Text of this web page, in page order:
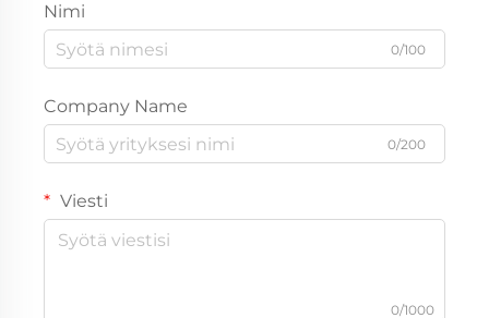
Nimi
0/100
Company Name
0/200
Viesti
0/1000